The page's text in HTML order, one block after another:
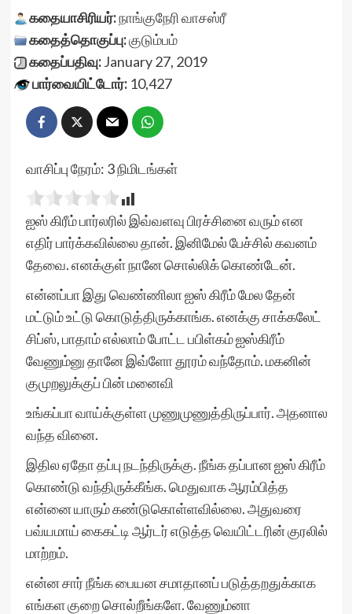
கதையாசிரியர்:நாங்குநேரி வாசஸ்ரீ
கதைத்தொகுப்பு:குடும்பம்
கதைப்பதிவு:January 27, 2019
பார்வையிட்டோர்:10,427
வாசிப்பு நேரம்: 3நிமிடங்கள்
ஐஸ் கிரீம் பார்லரில் இவ்வளவு பிரச்சினை வரும் என
எதிர் பார்க்கவில்லை தான். இனிமேல் பேச்சில் கவனம்
தேவை. எனக்குள் நானே சொல்லிக் கொண்டேன்.
என்னப்பா இது வெண்ணிலா ஐஸ் கிரீம் மேல தேன்
மட்டும் உட்டு கொடுத்திருக்காங்க. எனக்கு சாக்கலேட்
சிப்ஸ், பாதாம் எல்லாம் போட்ட பபிள்கம் ஐஸ்கிரீம்
வேணும்னு தானே இவ்ளோ தூரம் வந்தோம். மகனின்
குமுறலுக்குப் பின் மனைவி
உங்கப்பா வாய்க்குள்ள முணுமுணுத்திருப்பார். அதனால
வந்த வினை.
இதில ஏதோ தப்பு நடந்திருக்கு. நீங்க தப்பான ஐஸ் கிரீம்
கொண்டு வந்திருக்கீங்க. மெதுவாக ஆரம்பித்த
என்னை யாரும் கண்டுகொள்ளவில்லை. அதுவரை
பவ்யமாய் கைகட்டி ஆர்டர் எடுத்த வெயிட்டரின் குரலில்
மாற்றம்.
என்ன சார் நீங்க பையன சமாதானப் படுத்தறதுக்காக
எங்கள குறை சொல்றீங்களே. வேணும்னா